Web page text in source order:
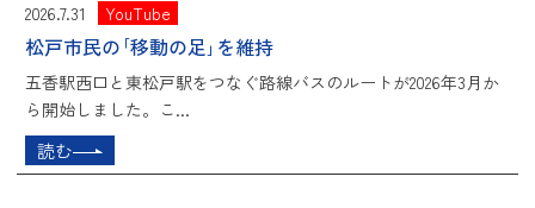
2026.7.31 YouTube
松戸市民の｢移動の足｣を維持
五香駅西口と東松戸駅をつなぐ路線バスのルートが2026年3月か
ら開始しました。こ...
読む